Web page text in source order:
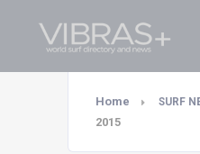
Home SURF
2015